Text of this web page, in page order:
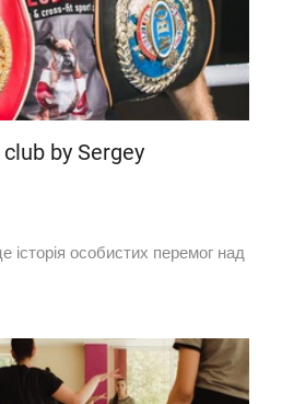
by Sergey
історія особистих перемог над